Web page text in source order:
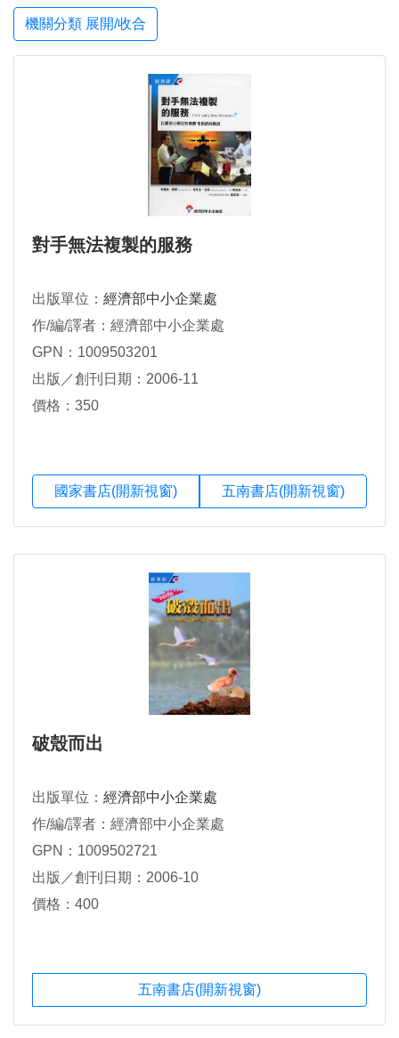
機關分類 展開/收合
對手無法複製的服務
出版單位： 經濟部中小企業處
作/編/譯者：經濟部中小企業處
GPN：1009503201
出版／創刊日期：2006-11
價格：350
國家書店(開新視窗) 五南書店(開新視窗)
破殼而出
出版單位： 經濟部中小企業處
作/編/譯者：經濟部中小企業處
GPN：1009502721
出版／創刊日期：2006-10
價格：400
五南書店(開新視窗)